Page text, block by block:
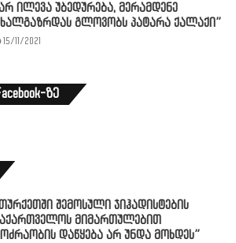
ილევა უბედურება, მერამდენე
გლოვობს პატარა ქალაქი”
15/11/2021
ზე
შემოსული ჯიჰადისტების
მიმართულებით
დაწყება არ უნდა მოხდეს”